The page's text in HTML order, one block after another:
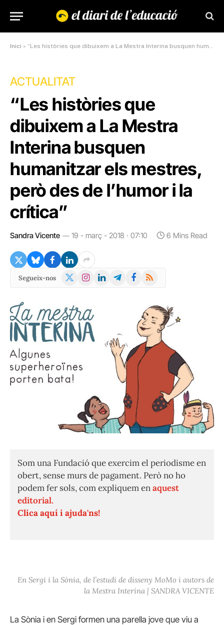
Inici » “Les històries que dibuixem a La Mestra Interina busquen humanitzar els mestres, però des de l’humor i la crítica”
ACTUALITAT
“Les històries que
dibuixem a La Mestra
Interina busquen
humanitzar els mestres,
però des de l’humor i la
crítica”
Sandra Vicente 19 - març - 2018 · 07:10 6 Mins Read
Segueix-nos
X
Instagram
LinkedInTelegramFacebook
RSS
Som una Fundació que exercim el periodisme en
obert, sense murs de pagament. Però no ho
podem fer sols, com expliquem enaquest
editorial.
Clica aquí i ajuda'ns!
En Sergi i la Sònia, de l’estudi de disseny MoMo i autors de
la Mestra Interina | SANDRA VICENTE
La Sònia i en Sergi formen una parella jove que viu a